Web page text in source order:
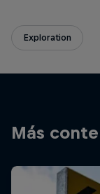
Exploration
Más